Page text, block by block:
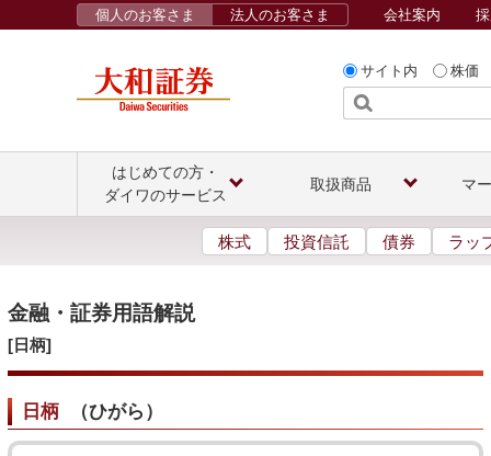
サイト内 株価
個人のお客さま 法人のお客さま 会社案内
はじめての方・
ダイワのサービス
取扱商品 マ
株式 投資信託 債券 ラッ
金融・証券用語解説
[日柄]
日柄（ひがら ）